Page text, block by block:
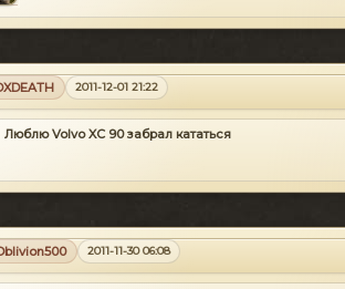
2011-12-01 21:22
Люблю Volvo XC 90 забрал кататься
2011-11-30 06:08